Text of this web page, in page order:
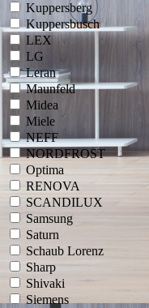
Kuppersberg
Kuppersbusch
LEX
LG
Leran
Maunfeld
Midea
Miele
NEFF
NORDFROST
Optima
RENOVA
SCANDILUX
Samsung
Saturn
Schaub Lorenz
Sharp
Shivaki
Siemens